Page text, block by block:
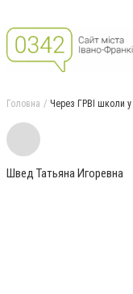
Головна Через ГРВІ школи у
Швед Татьяна Игоревна